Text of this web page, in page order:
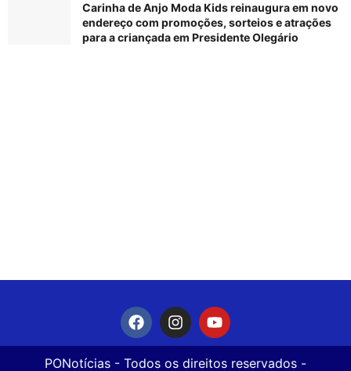
Carinha de Anjo Moda Kids reinaugura em novo
endereço com promoções, sorteios e atrações
para a criançada em Presidente Olegário
PONotícias - Todos os direitos reservados -